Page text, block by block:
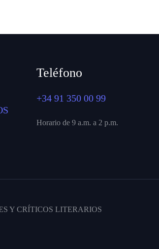
Teléfono
+34 91 350 00 99
Horario de 9 a.m. a 2 p.m.
Y CRÍTICOS LITERARIOS